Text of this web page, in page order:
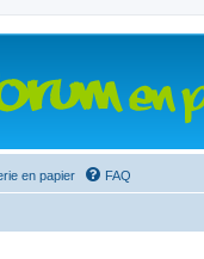
en papier FAQ